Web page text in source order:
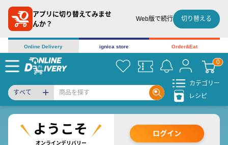
アプリに切り替えてみませ
んか？
Web版で続行 切り替える
Online Delivery ignica store Order&Eat
すべて
カテゴリー
レシピ
オンラインデリバリー
ログイン